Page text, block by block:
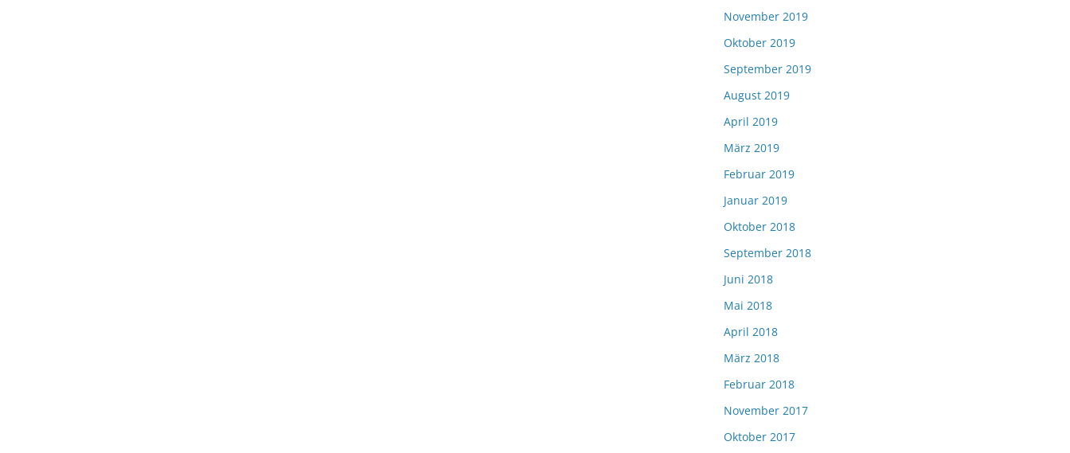
November 2019
Oktober 2019
September 2019
August 2019
April 2019
März 2019
Februar 2019
Januar 2019
Oktober 2018
September 2018
Juni 2018
Mai 2018
April 2018
März 2018
Februar 2018
November 2017
Oktober 2017